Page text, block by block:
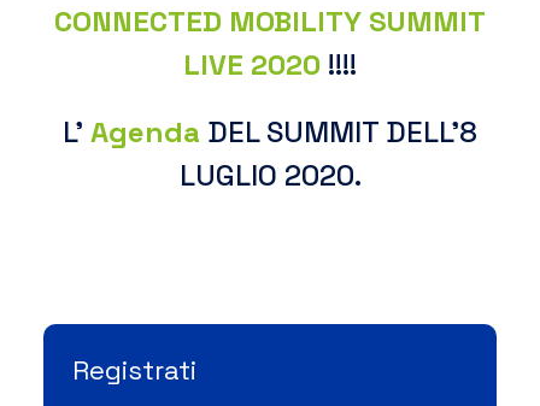
CONNECTED MOBILITY SUMMIT
LIVE 2020 !!!!
L’ Agenda DEL SUMMIT DELL’8
LUGLIO 2020.
Registrati